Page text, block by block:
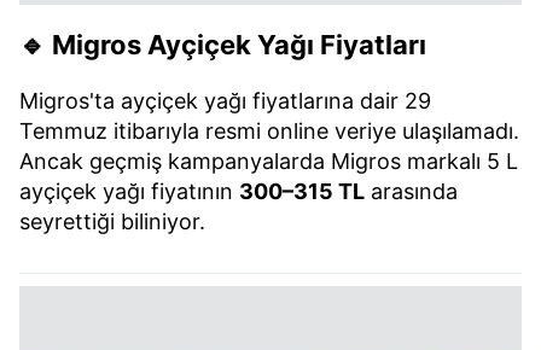
🔹 Migros Ayçiçek Yağı Fiyatları
Migros'ta ayçiçek yağı fiyatlarına dair 29
Temmuz itibarıyla resmi online veriye ulaşılamadı.
Ancak geçmiş kampanyalarda Migros markalı 5 L
ayçiçek yağı fiyatının 300–315 TL arasında
seyrettiği biliniyor.